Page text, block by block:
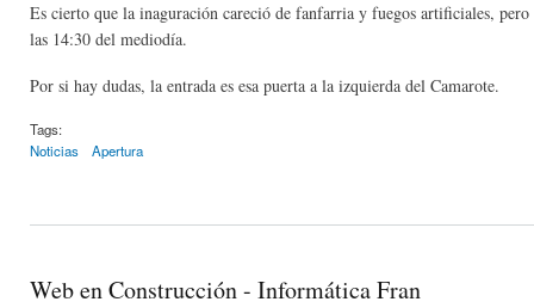
Es cierto que la inaguración careció de fanfarria y fuegos artificiales,
las 14:30 del mediodía.
Por si hay dudas, la entrada es esa puerta a la izquierda del Camarote.
Tags:
Noticias
Apertura
Web en Construcción - Informática Fran